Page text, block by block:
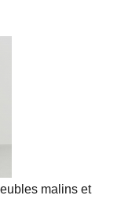
malins et